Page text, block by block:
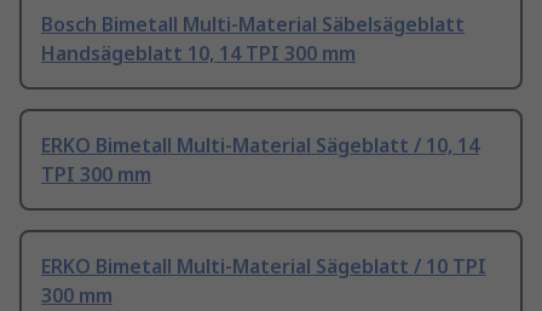
Bosch Bimetall Multi-Material Säbelsägeblatt
Handsägeblatt 10, 14 TPI 300 mm
ERKO Bimetall Multi-Material Sägeblatt / 10, 14
TPI 300 mm
ERKO Bimetall Multi-Material Sägeblatt / 10 TPI
300 mm